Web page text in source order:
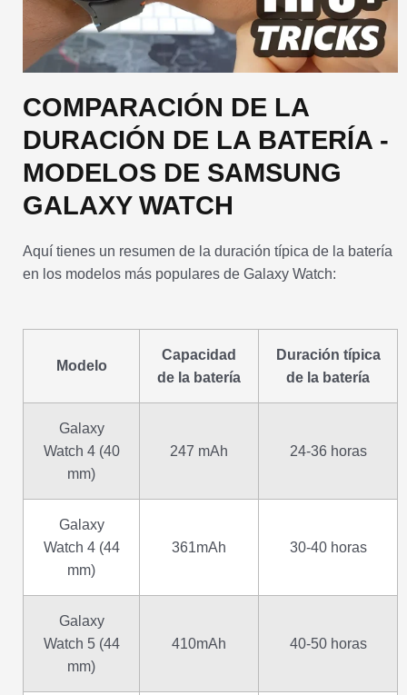
COMPARACIÓN DE LA
DURACIÓN DE LA BATERÍA -
MODELOS DE SAMSUNG
GALAXY WATCH
Aquí tienes un resumen de la duración típica de la batería
en los modelos más populares de Galaxy Watch:
Modelo
Capacidad
de la batería
Duración típica
de la batería
Galaxy
Watch 4 (40
mm)
247 mAh 24-36 horas
Galaxy
Watch 4 (44
mm)
361mAh 30-40 horas
Galaxy
Watch 5 (44
mm)
410mAh 40-50 horas